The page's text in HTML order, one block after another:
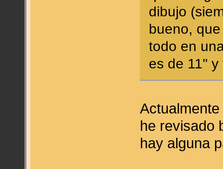
dibujo
bueno,
todo en
es de 11''
he revisado
hay alguna